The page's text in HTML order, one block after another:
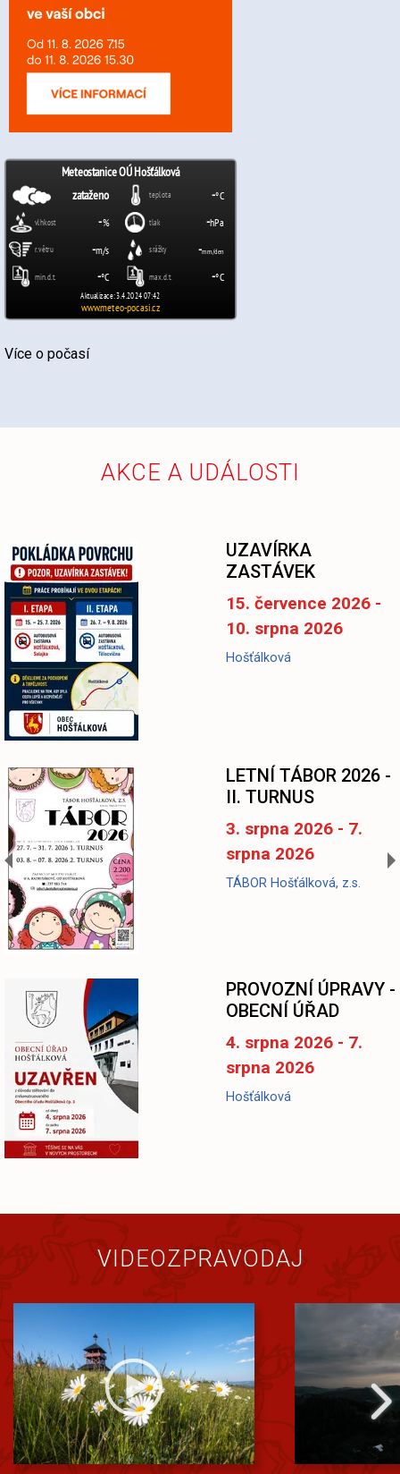
Více o počasí
AKCE A UDÁLOSTI
UZAVÍRKA
ZASTÁVEK
15. července 2026 -
10. srpna 2026
Hošťálková
LETNÍ TÁBOR 2026 -
II. TURNUS
3. srpna 2026 - 7.
srpna 2026
TÁBOR Hošťálková, z.s.
PROVOZNÍ ÚPRAVY -
OBECNÍ ÚŘAD
4. srpna 2026 - 7.
srpna 2026
Hošťálková
VIDEOZPRAVODAJ